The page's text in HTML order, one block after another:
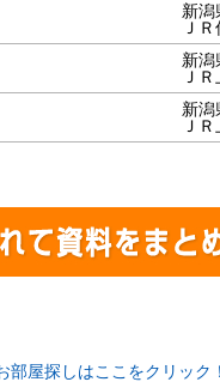
新潟
Ｊ
新潟
Ｊ
新潟
Ｊ
屋探しはここをクリック！